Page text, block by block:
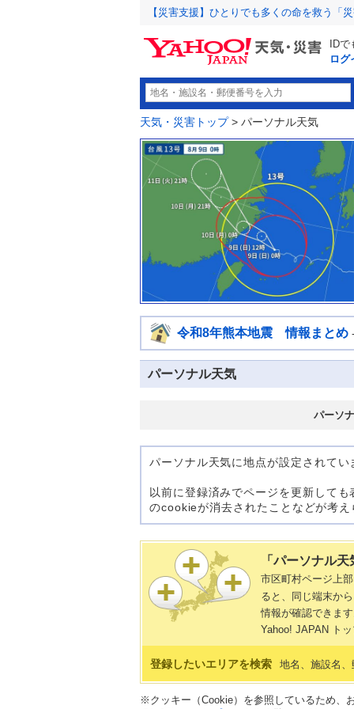
【災害支援】ひとりでも多くの命を救う「
ID
ログ
天気・災害トップ> パーソナル天気
令和8年熊本地震 情報まとめ -
パーソナル天気
パーソ
パーソナル天気に地点が設定されてい
以前に登録済みでページを更新して
のcookieが消去されたことなどが考え
「パーソナル
市区町村ページ上
ると、同じ端末か
情報が確認できます
Yahoo! JAPAN ト
登録したいエリアを検索 地名、施設名
※クッキー（Cookie）を参照しているため、